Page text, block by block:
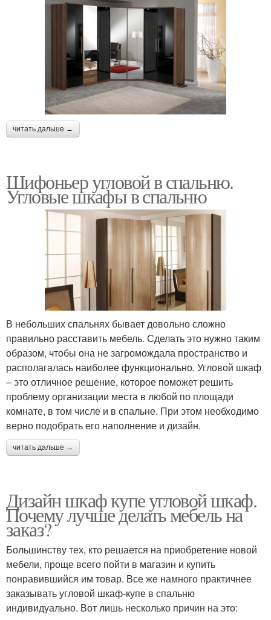
читать дальше →
Шифоньер угловой в спальню.
Угловые шкафы в спальню
В небольших спальнях бывает довольно сложно
правильно расставить мебель. Сделать это нужно таким
образом, чтобы она не загромождала пространство и
располагалась наиболее функционально. Угловой шкаф
– это отличное решение, которое поможет решить
проблему организации места в любой по площади
комнате, в том числе и в спальне. При этом необходимо
верно подобрать его наполнение и дизайн.
читать дальше →
Дизайн шкаф купе угловой шкаф.
Почему лучше делать мебель на
заказ?
Большинству тех, кто решается на приобретение новой
мебели, проще всего пойти в магазин и купить
понравившийся им товар. Все же намного практичнее
заказывать угловой шкаф-купе в спальню
индивидуально. Вот лишь несколько причин на это: